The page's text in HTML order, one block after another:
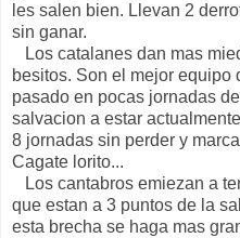
les salen bien. Llevan 2
sin ganar.
Los catalanes dan mas
besitos. Son el mejor equipo
pasado en pocas jornadas
salvacion a estar
8 jornadas sin perder y
Cagate lorito...
Los cantabros emiezan a
que estan a 3 puntos de la
esta brecha se haga mas